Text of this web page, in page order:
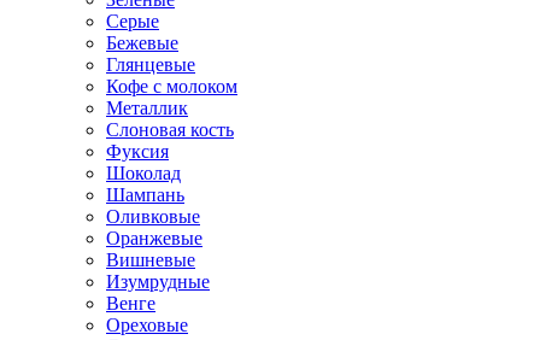
Серые
Бежевые
Глянцевые
Кофе с молоком
Металлик
Слоновая кость
Фуксия
Шоколад
Шампань
Оливковые
Оранжевые
Вишневые
Изумрудные
Венге
Ореховые